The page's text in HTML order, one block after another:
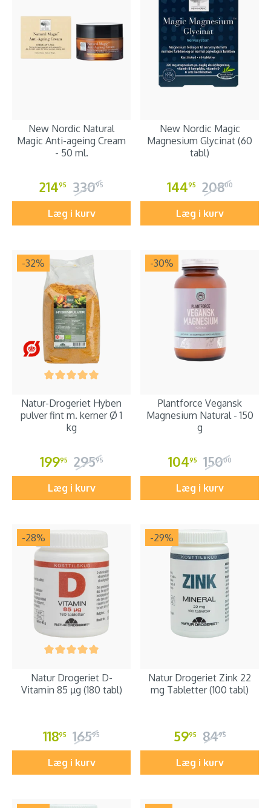
New Nordic Natural
Magic Anti-ageing Cream
- 50 ml.
21495 33095
Læg i kurv
New Nordic Magic
Magnesium Glycinat (60
tabl)
14495 20800
Læg i kurv
-32%
Natur-Drogeriet Hyben
pulver fint m. kerner Ø 1
kg
19995 29595
Læg i kurv
-30%
Plantforce Vegansk
Magnesium Natural - 150
g
10495 15000
Læg i kurv
-28%
Natur Drogeriet D-
Vitamin 85 µg (180 tabl)
11895 16595
Læg i kurv
-29%
Natur Drogeriet Zink 22
mg Tabletter (100 tabl)
5995 8495
Læg i kurv